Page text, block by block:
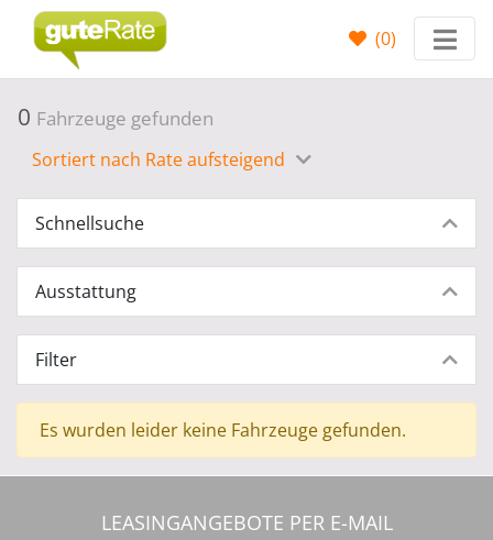
(0)
0 Fahrzeuge gefunden
Sortiert nach Rate aufsteigend
Schnellsuche
Ausstattung
Filter
Es wurden leider keine Fahrzeuge gefunden.
LEASINGANGEBOTE PER E-MAIL